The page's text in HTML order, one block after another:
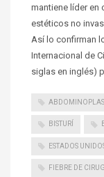
mantiene líder en
estéticos no
Así lo confirman
Internacional de
siglas en inglés)
BISTURÍ
ESTADOS
FIEBRE DE